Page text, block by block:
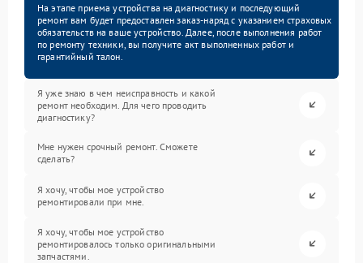
На этапе приема устройства на диагностику и последующий
ремонт вам будет предоставлен заказ-наряд с указанием страховых
обязательств на ваше устройство. Далее, после выполнения работ
по ремонту техники, вы получите акт выполненных работ и
гарантийный талон.
Я уже знаю в чем неисправность и какой
ремонт необходим. Для чего проводить
диагностику?
Мне нужен срочный ремонт. Сможете
сделать?
Я хочу, чтобы мое устройство
ремонтировали при мне.
Я хочу, чтобы мое устройство
ремонтировалось только оригинальными
запчастями.